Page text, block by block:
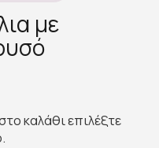
με
καλάθι επιλέξτε